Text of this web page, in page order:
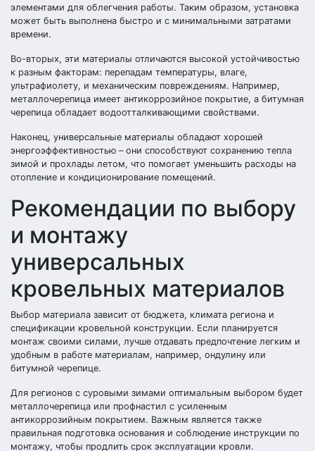
элементами для облегчения работы. Таким образом, установка
может быть выполнена быстро и с минимальными затратами
времени.
Во-вторых, эти материалы отличаются высокой устойчивостью
к разным факторам: перепадам температуры, влаге,
ультрафиолету, и механическим повреждениям. Например,
металлочерепица имеет антикоррозийное покрытие, а битумная
черепица обладает водоотталкивающими свойствами.
Наконец, универсальные материалы обладают хорошей
энергоэффективностью – они способствуют сохранению тепла
зимой и прохлады летом, что помогает уменьшить расходы на
отопление и кондиционирование помещений.
Рекомендации по выбору
и монтажу
универсальных
кровельных материалов
Выбор материала зависит от бюджета, климата региона и
спецификации кровельной конструкции. Если планируется
монтаж своими силами, лучше отдавать предпочтение легким и
удобным в работе материалам, например, ондулину или
битумной черепице.
Для регионов с суровыми зимами оптимальным выбором будет
металлочерепица или профнастил с усиленным
антикоррозийным покрытием. Важным является также
правильная подготовка основания и соблюдение инструкции по
монтажу, чтобы продлить срок эксплуатации кровли.